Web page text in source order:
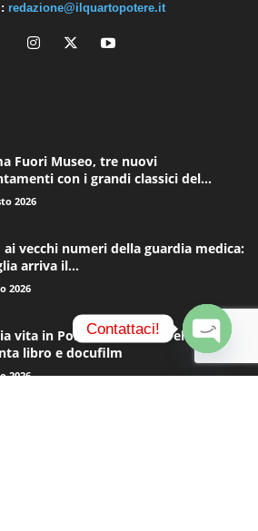
redazione@ilquartopotere.it
Fuori Museo, tre nuovi
con i grandi classici del...
2026
ai vecchi numeri della guardia medica:
arriva il...
2026
vita in Polizia”: Roberto Pellicone
libro e docufilm
2026
Contattaci!
O